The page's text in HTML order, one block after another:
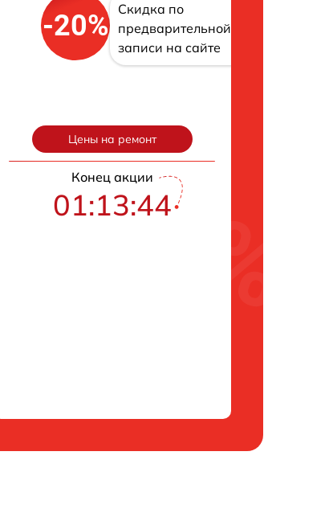
-20%
Скидка по
предварительной
записи на сайте
Цены на ремонт
Конец акции
01:13:43